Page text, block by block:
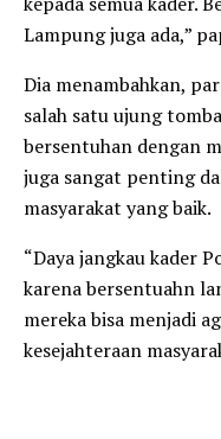
Lampung juga ada,”
Dia menambahkan,
salah satu ujung
bersentuhan dengan
juga sangat penting
masyarakat yang baik.
“Daya jangkau kader
karena bersentuahn
mereka bisa menjadi
kesejahteraan